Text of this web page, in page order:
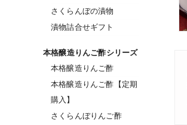
さくらんぼの漬物
漬物詰合せギフト
本格醸造りんご酢シリーズ
本格醸造りんご酢
本格醸造りんご酢【定期
購入】
さくらんぼりんご酢